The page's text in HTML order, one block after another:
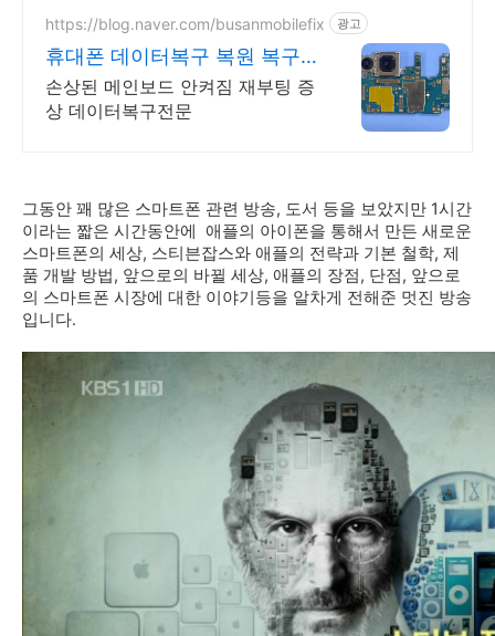
https://blog.naver.com/busanmobilefix 광고
휴대폰 데이터복구 복원 복구
실패시 비용 안받습니다
손상된 메인보드 안켜짐 재부팅 증
상 데이터복구전문
그동안 꽤 많은 스마트폰 관련 방송, 도서 등을 보았지만 1시간
이라는 짧은 시간동안에 애플의 아이폰을 통해서 만든 새로운
스마트폰의 세상, 스티븐잡스와 애플의 전략과 기본 철학, 제
품 개발 방법, 앞으로의 바뀔 세상, 애플의 장점, 단점, 앞으로
의 스마트폰 시장에 대한 이야기등을 알차게 전해준 멋진 방송
입니다.